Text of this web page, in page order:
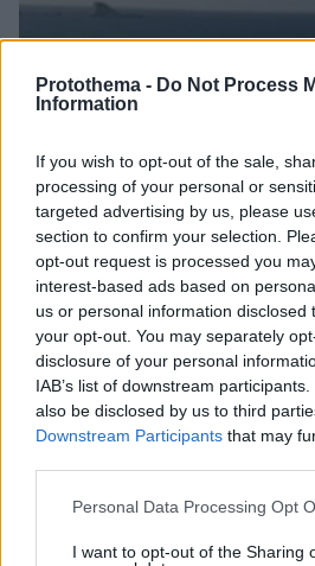
Protothema - Do Not Process
Information
If you wish to opt-out of the sale,
processing of your personal or
targeted advertising by us, please
section to confirm your selection.
opt-out request is processed you
interest-based ads based on
us or personal information disclosed
your opt-out. You may separately
disclosure of your personal
IAB’s list of downstream
also be disclosed by us to third
Downstream Participants that may
Please note that this website/app
not limited to your visit or usage
Personal Data Processing Opt
I want to opt-out of the Sharing
Loaded
100.00%
Ελικόπτερο «πάρκαρε» στο
κάνουν μπάνιο οι επιβάτες
Οι τελευταίες μέρες της 49χρονης
Αλτσχάιμερ και επέλεξε την